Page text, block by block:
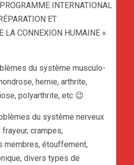
INTERNATIONAL
ET
LA CONNEXION HUMAINE »
du système musculo-
hernie, arthrite,
polyarthrite, etc 😉
du système nerveux
crampes,
membres, étouffement,
divers types de